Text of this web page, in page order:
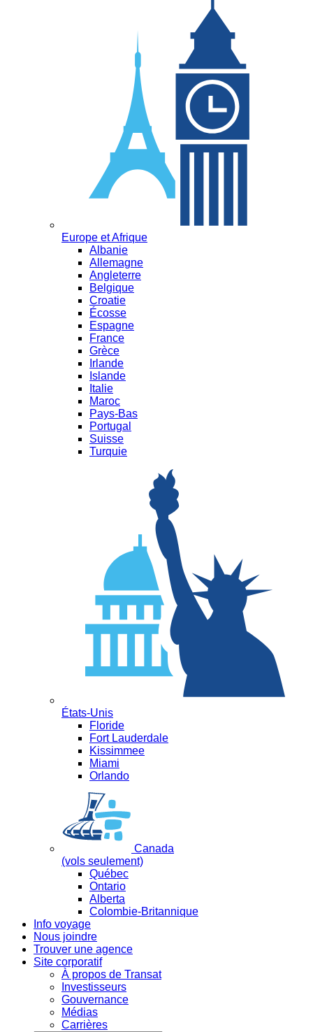
Europe et Afrique
Albanie
Allemagne
Angleterre
Belgique
Croatie
Écosse
Espagne
France
Grèce
Irlande
Islande
Italie
Maroc
Pays-Bas
Portugal
Suisse
Turquie
États-Unis
Floride
Fort Lauderdale
Kissimmee
Miami
Orlando
Canada
(vols seulement)
Québec
Ontario
Alberta
Colombie-Britannique
Info voyage
Nous joindre
Trouver une agence
Site corporatif
À propos de Transat
Investisseurs
Gouvernance
Médias
Carrières